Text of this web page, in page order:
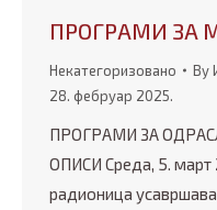
ПРОГРАМИ ЗА
Некатегоризовано By
28. фебруар 2025.
ПРОГРАМИ ЗА
ОПИСИ Среда, 5. март
радионица